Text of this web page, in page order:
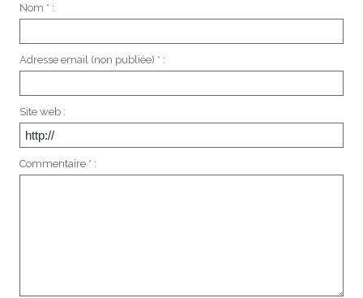
Nom * :
Adresse email (non publiée) * :
Site web :
Commentaire * :